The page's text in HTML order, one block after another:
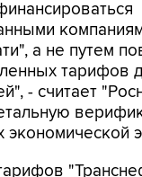
а не путем
тарифов
- считает
экономической